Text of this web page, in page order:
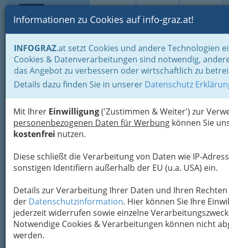
Suche Login Toggle
Informationen zu Cookies auf info-graz.at!
INFOGRAZ.at setzt Cookies und andere Technologien
Cookies & Datenverarbeitungen sind notwendig,
das Angebot zu verbessern oder wirtschaftlich zu
Details dazu finden Sie in unserer Datenschutz
Mit Ihrer Einwilligung('Zustimmen & Weiter') zur
personenbezogenen Daten für Werbung können Sie
kostenfrei nutzen.
Diese schließt die Verarbeitung von Daten wie IP-
sonstigen Identifiern außerhalb der EU (u.a. USA) ein.
Details zur Verarbeitung Ihrer Daten und Ihren
der Datenschutzinformation. Hier können Sie Ihre
jederzeit widerrufen sowie einzelne
Notwendige Cookies & Verarbeitungen können nicht
werden.
Home Lifestyle
Gleichklang für Körper, Geist und Seele
Entspannung
Qigong bzw. Chigong
Qigong bzw. Chigong
„Qi“ (wie „tchi“
ausgesprochen, nicht
„ki“)steht in der
Philosophie und
Medizin sowohl für
die bewegende als auch für die vitale Kraft
des Körpers, aber auch der gesamten Welt. In
der chinesischen Sprache hat es die Bedeutung
von Atem, Energie und Fluidum. Er umfasst viele
Ausprägungsformen und Wirkungsweisen.
„Gong“ als chinesischer Begriff bedeutet